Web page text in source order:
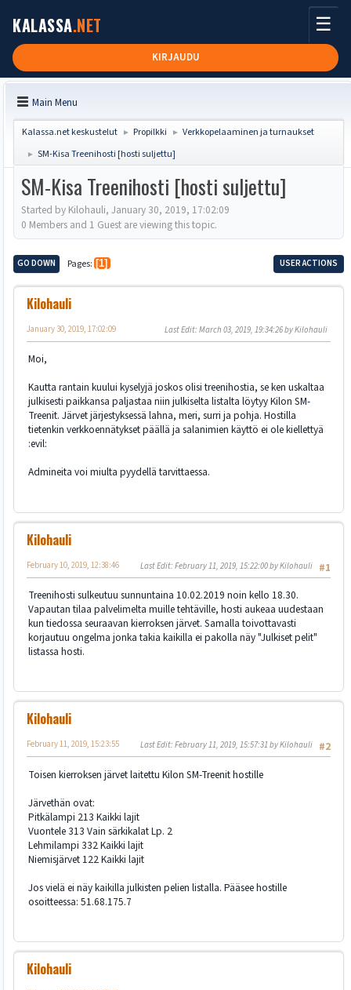
KALASSA.NET
KIRJAUDU
☰
Main Menu
Kalassa.net keskustelut ► Propilkki ► Verkkopelaaminen ja turnaukset
► SM-Kisa Treenihosti [hosti suljettu]
SM-Kisa Treenihosti [hosti suljettu]
Started by Kilohauli, January 30, 2019, 17:02:09
0 Members and 1 Guest are viewing this topic.
GO DOWN Pages 1 USER ACTIONS
Kilohauli
January 30, 2019, 17:02:09 Last Edit: March 03, 2019, 19:34:26 by Kilohauli
Moi,
Kautta rantain kuului kyselyjä joskos olisi treenihostia, se ken uskaltaa
julkisesti paikkansa paljastaa niin julkiselta listalta löytyy Kilon SM-
Treenit. Järvet järjestyksessä lahna, meri, surri ja pohja. Hostilla
tietenkin verkkoennätykset päällä ja salanimien käyttö ei ole kiellettyä
:evil:
Admineita voi miulta pyydellä tarvittaessa.
Kilohauli
#1
February 10, 2019, 12:38:46 Last Edit: February 11, 2019, 15:22:00 by Kilohauli
Treenihosti sulkeutuu sunnuntaina 10.02.2019 noin kello 18.30.
Vapautan tilaa palvelimelta muille tehtäville, hosti aukeaa uudestaan
kun tiedossa seuraavan kierroksen järvet. Samalla toivottavasti
korjautuu ongelma jonka takia kaikilla ei pakolla näy "Julkiset pelit"
listassa hosti.
Kilohauli
#2
February 11, 2019, 15:23:55 Last Edit: February 11, 2019, 15:57:31 by Kilohauli
Toisen kierroksen järvet laitettu Kilon SM-Treenit hostille
Järvethän ovat:
Pitkälampi 213 Kaikki lajit
Vuontele 313 Vain särkikalat Lp. 2
Lehmilampi 332 Kaikki lajit
Niemisjärvet 122 Kaikki lajit
Jos vielä ei näy kaikilla julkisten pelien listalla. Pääsee hostille
osoitteessa: 51.68.175.7
Kilohauli